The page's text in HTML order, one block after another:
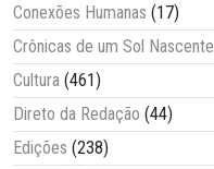
Conexões Humanas (17)
Crônicas de um Sol Nascente
Cultura (461)
Direto da Redação (44)
Edições (238)